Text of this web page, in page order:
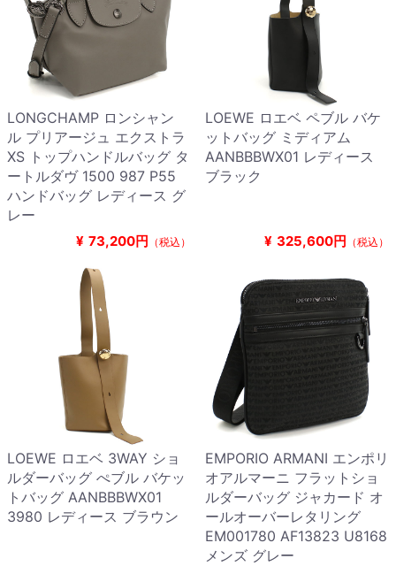
LONGCHAMP ロンシャン
ル プリアージュ エクストラ
XS トップハンドルバッグ タ
ートルダヴ 1500 987 P55
ハンドバッグ レディース グ
レー
¥ 73,200円 （税込）
LOEWE ロエベ ペブル バケ
ットバッグ ミディアム
AANBBBWX01 レディース
ブラック
¥ 325,600円 （税込）
LOEWE ロエベ 3WAY ショ
ルダーバッグ ぺブル バケッ
トバッグ AANBBBWX01
3980 レディース ブラウン
EMPORIO ARMANI エンポリ
オアルマーニ フラットショ
ルダーバッグ ジャカード オ
ールオーバーレタリング
EM001780 AF13823 U8168
メンズ グレー